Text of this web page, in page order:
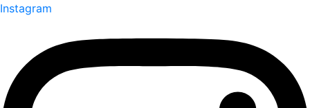
Instagram